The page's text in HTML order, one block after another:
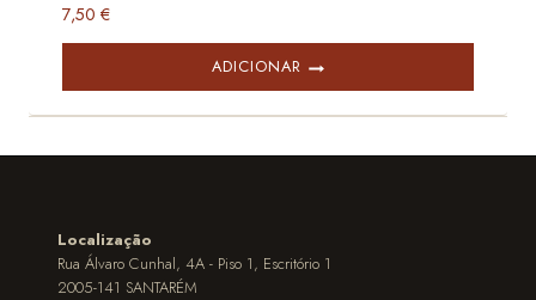
7,50 €
ADICIONAR
Localização
Rua Álvaro Cunhal, 4A - Piso 1, Escritório 1
2005-141 SANTARÉM